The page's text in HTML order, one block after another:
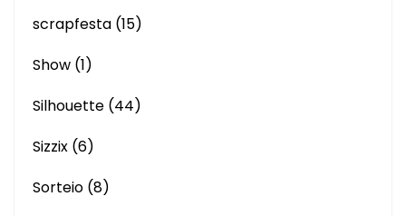
scrapfesta (15)
Show (1)
Silhouette (44)
Sizzix (6)
Sorteio (8)